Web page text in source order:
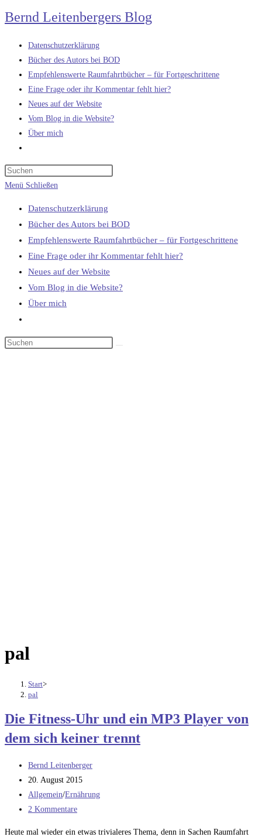
Zum
Inhalt
springen
Bernd Leitenbergers Blog
Datenschutzerklärung
Bücher des Autors bei BOD
Empfehlenswerte Raumfahrtbücher – für Fortgeschrittene
Eine Frage oder ihr Kommentar fehlt hier?
Neues auf der Website
Vom Blog in die Website?
Über mich
umschalten
Menü Schließen
Datenschutzerklärung
Bücher des Autors bei BOD
Empfehlenswerte Raumfahrtbücher – für Fortgeschrittene
Eine Frage oder ihr Kommentar fehlt hier?
Neues auf der Website
Vom Blog in die Website?
Über mich
umschalten
pal
Start>
pal
Die Fitness-Uhr und ein MP3 Player von
dem sich keiner trennt
Beitrags-
Autor:
Bernd Leitenberger
Beitrag
veröffentlicht:
20. August 2015
Beitrags-
Kategorie:
Allgemein/Ernährung
Beitrags-
2 Kommentare
Heute mal wieder ein etwas trivialeres Thema, denn in Sachen Raumfahrt